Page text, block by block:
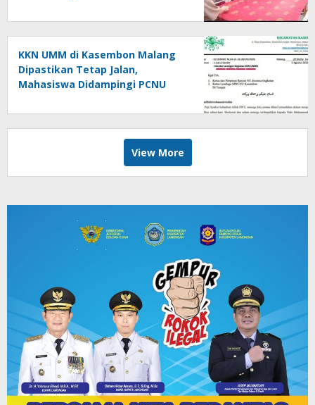
KKN UMM di Kasembon Malang
Dipastikan Tetap Jalan,
Mahasiswa Didampingi PCNU
View More